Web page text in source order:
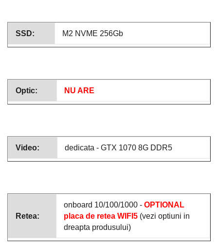
SSD: M2 NVME 256Gb
Optic: NU ARE
Video: dedicata - GTX 1070 8G DDR5
Retea:
onboard 10/100/1000 - OPTIONAL
placa de retea WIFI5 (vezi optiuni in
dreapta produsului)